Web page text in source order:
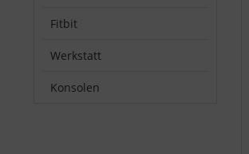
Fitbit
Werkstatt
Konsolen